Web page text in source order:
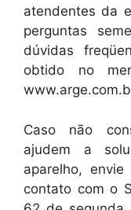
atendentes da
perguntas
dúvidas
obtido no
Caso não
ajudem a
aparelho,
contato com o